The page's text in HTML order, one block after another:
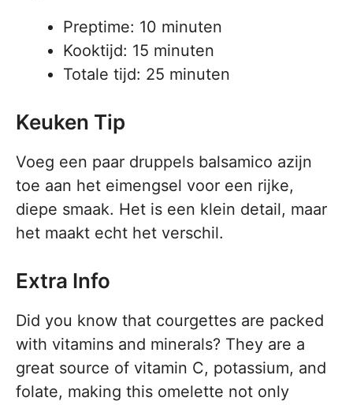
Preptime: 10 minuten
Kooktijd: 15 minuten
Totale tijd: 25 minuten
Keuken Tip
Voeg een paar druppels balsamico azijn
toe aan het eimengsel voor een rijke,
diepe smaak. Het is een klein detail, maar
het maakt echt het verschil.
Extra Info
Did you know that courgettes are packed
with vitamins and minerals? They are a
great source of vitamin C, potassium, and
folate, making this omelette not only